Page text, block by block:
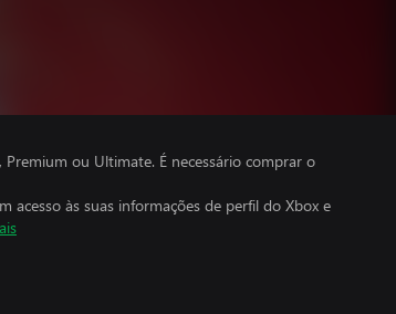
Premium ou Ultimate. É necessário comprar o
acesso às suas informações de perfil do Xbox e